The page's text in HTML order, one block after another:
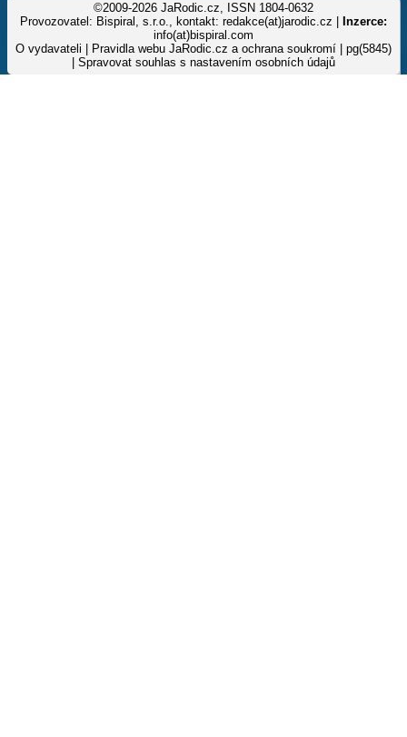
©2009-2026 JaRodic.cz, ISSN 1804-0632
Provozovatel: Bispiral, s.r.o., kontakt: redakce(at)jarodic.cz |
Inzerce:
info(at)bispiral.com
O vydavateli
Pravidla webu JaRodic.cz a ochrana soukromí | pg(5845)
Spravovat souhlas s nastavením osobních údajů